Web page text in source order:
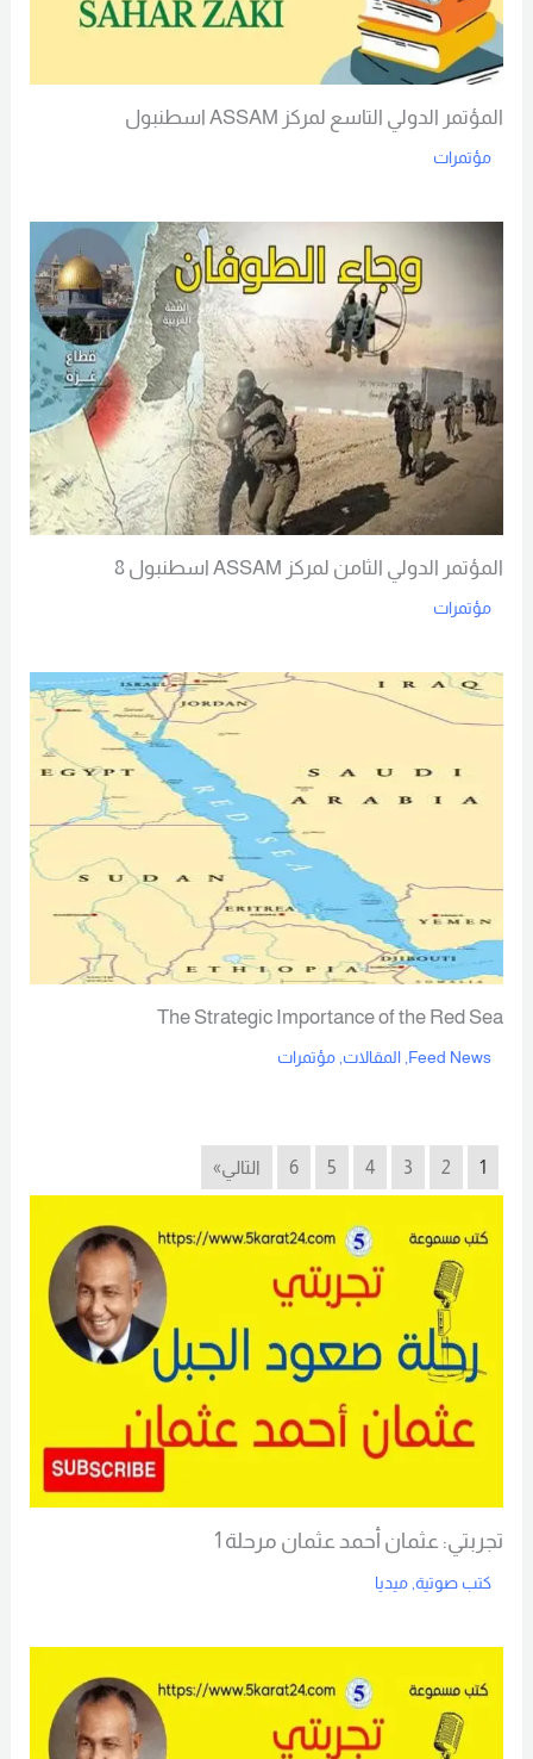
المؤتمر الدولي التاسع لمركز ASSAM اسطنبول
مؤتمرات
المؤتمر الدولي الثامن لمركز ASSAM اسطنبول 8
مؤتمرات
The Strategic Importance of the Red Sea
Feed News
, المقالات, مؤتمرات
1
2
3
4
5
6 التالي»
تجربتي: عثمان أحمد عثمان مرحلة 1
كتب صوتية, ميديا